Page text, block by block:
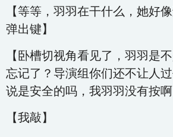
【等等，羽羽在干什么，她好
弹出键】
【卧槽切视角看见了，羽羽是
忘记了？导演组你们还不让人
说是安全的吗，我羽羽没有按啊
【我敲】